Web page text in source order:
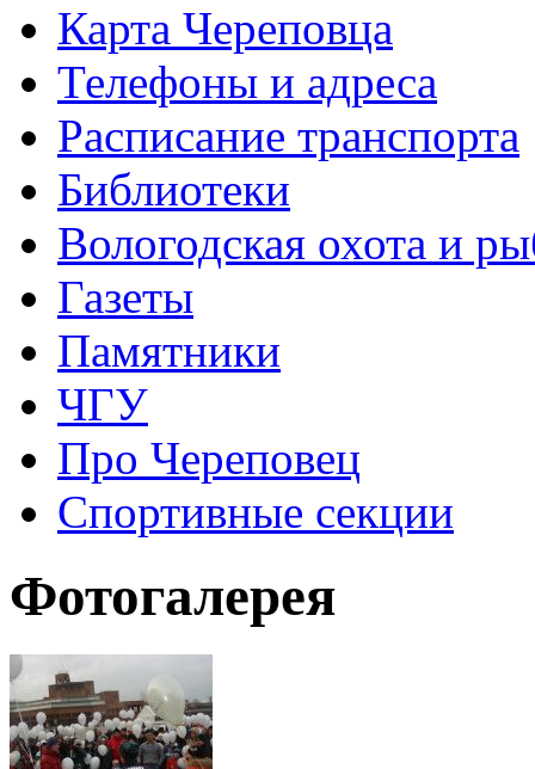
Карта Череповца
Телефоны и адреса
Расписание транспорта
Библиотеки
Вологодская охота и
Газеты
Памятники
ЧГУ
Про Череповец
Спортивные секции
Фотогалерея